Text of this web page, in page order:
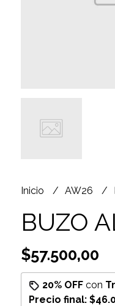
Inicio AW26
BUZO
$57.500,00
20% OFFcon
Precio final: